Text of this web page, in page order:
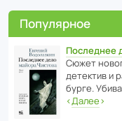
Популярное
Последнее
Сюжет
дете­ктив и
бурге.
‹Далее›